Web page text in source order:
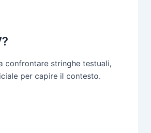
confrontare stringhe testuali,
per capire il contesto.